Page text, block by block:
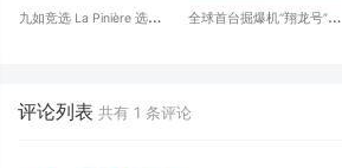
九如竞选 La Pinière 选区省
全球首台掘爆机“翔龙号”在
评论列表 共有 1 条评论